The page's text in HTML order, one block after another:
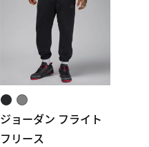
ジョーダン フライト
フリース